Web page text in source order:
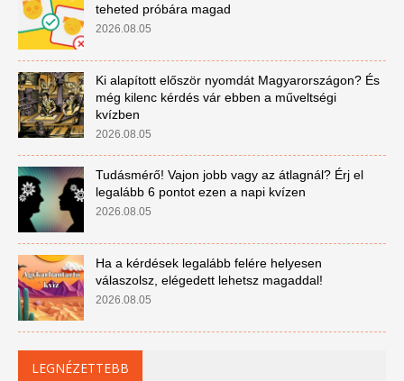
teheted próbára magad
2026.08.05
Ki alapított először nyomdát Magyarországon? És
még kilenc kérdés vár ebben a műveltségi
kvízben
2026.08.05
Tudásmérő! Vajon jobb vagy az átlagnál? Érj el
legalább 6 pontot ezen a napi kvízen
2026.08.05
Ha a kérdések legalább felére helyesen
válaszolsz, elégedett lehetsz magaddal!
2026.08.05
LEGNÉZETTEBB